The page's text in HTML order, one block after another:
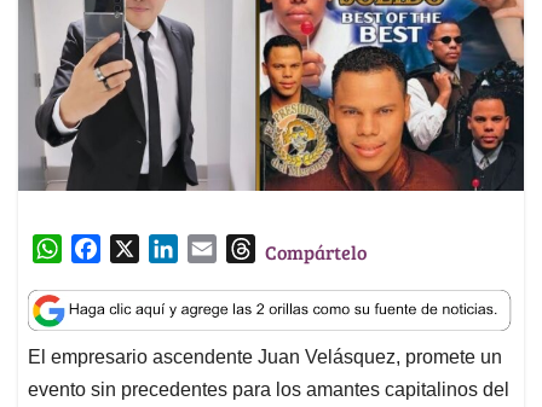
W
a
t
s
A
c
e
b
o
n
k
e
d
a
i
l
T
r
e
a
d
Compártelo
El empresario ascendente Juan Velásquez, promete un
evento sin precedentes para los amantes capitalinos del